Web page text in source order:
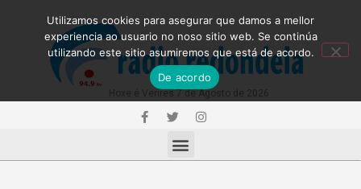
Utilizamos cookies para asegurar que damos a mellor
experiencia ao usuario no noso sitio web. Se continúa
utilizando este sitio asumiremos que está de acordo.
De acordo